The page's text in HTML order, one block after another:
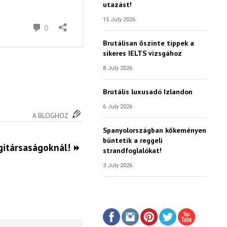
A BLOGHOZ
utazást!
15 July 2026
Brutálisan őszinte tippek a
sikeres IELTS vizsgához
8 July 2026
Brutális luxusadó Izlandon
6 July 2026
Spanyolországban kőkeményen
büntetik a reggeli
strandfoglalókat!
3 July 2026